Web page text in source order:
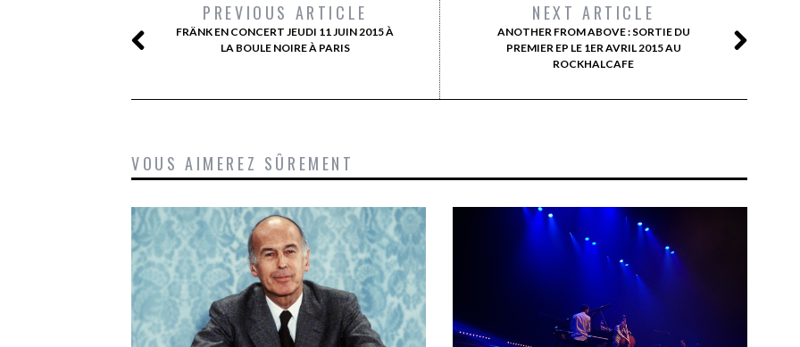
PREVIOUS ARTICLE
FRÄNK EN CONCERT JEUDI 11 JUIN 2015 À
LA BOULE NOIRE À PARIS
NEXT ARTICLE
ANOTHER FROM ABOVE : SORTIE DU
PREMIER EP LE 1ER AVRIL 2015 AU
ROCKHALCAFE
VOUS AIMEREZ SÛREMENT